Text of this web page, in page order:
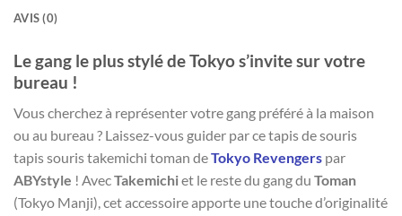
AVIS (0)
Le gang le plus stylé de Tokyo s’invite sur votre
bureau !
Vous cherchez à représenter votre gang préféré à la maison
ou au bureau ? Laissez-vous guider par ce tapis de souris
tapis souris takemichi toman deTokyo Revengers par
ABYstyle ! AvecTakemichiet le reste du gang du Toman
(Tokyo Manji), cet accessoire apporte une touche d’originalité